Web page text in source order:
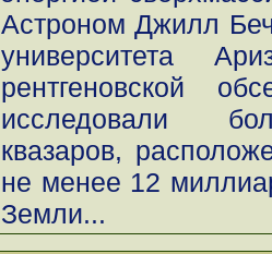
Астроном Джилл
университета
рентгеновской
исследовали
квазаров,
не менее 12
Земли...